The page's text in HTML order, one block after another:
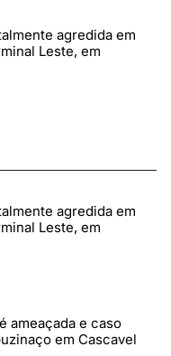
agredida em
Leste, em
agredida em
Leste, em
ameaçada e caso
em Cascavel